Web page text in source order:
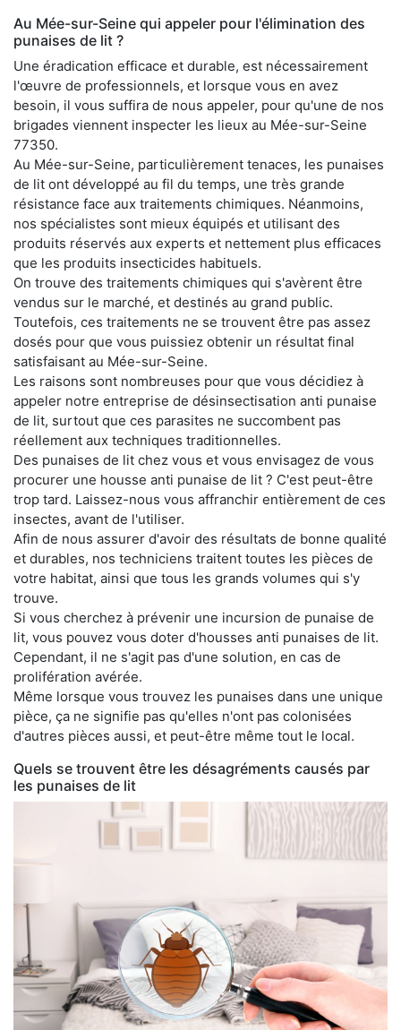
Au Mée-sur-Seine qui appeler pour l'élimination des
punaises de lit ?
Une éradication efficace et durable, est nécessairement
l'œuvre de professionnels, et lorsque vous en avez
besoin, il vous suffira de nous appeler, pour qu'une de nos
brigades viennent inspecter les lieux au Mée-sur-Seine
77350.
Au Mée-sur-Seine, particulièrement tenaces, les punaises
de lit ont développé au fil du temps, une très grande
résistance face aux traitements chimiques. Néanmoins,
nos spécialistes sont mieux équipés et utilisant des
produits réservés aux experts et nettement plus efficaces
que les produits insecticides habituels.
On trouve des traitements chimiques qui s'avèrent être
vendus sur le marché, et destinés au grand public.
Toutefois, ces traitements ne se trouvent être pas assez
dosés pour que vous puissiez obtenir un résultat final
satisfaisant au Mée-sur-Seine.
Les raisons sont nombreuses pour que vous décidiez à
appeler notre entreprise de désinsectisation anti punaise
de lit, surtout que ces parasites ne succombent pas
réellement aux techniques traditionnelles.
Des punaises de lit chez vous et vous envisagez de vous
procurer une housse anti punaise de lit ? C'est peut-être
trop tard. Laissez-nous vous affranchir entièrement de ces
insectes, avant de l'utiliser.
Afin de nous assurer d'avoir des résultats de bonne qualité
et durables, nos techniciens traitent toutes les pièces de
votre habitat, ainsi que tous les grands volumes qui s'y
trouve.
Si vous cherchez à prévenir une incursion de punaise de
lit, vous pouvez vous doter d'housses anti punaises de lit.
Cependant, il ne s'agit pas d'une solution, en cas de
prolifération avérée.
Même lorsque vous trouvez les punaises dans une unique
pièce, ça ne signifie pas qu'elles n'ont pas colonisées
d'autres pièces aussi, et peut-être même tout le local.
Quels se trouvent être les désagréments causés par
les punaises de lit